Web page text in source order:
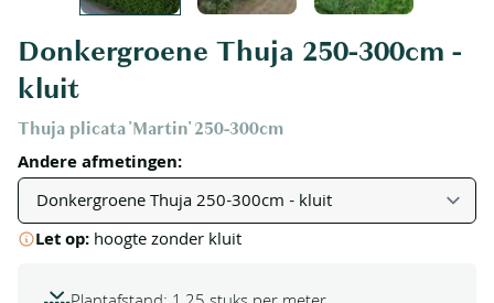
Donkergroene Thuja 250-300cm -
kluit
Thuja plicata 'Martin' 250-300cm
Andere afmetingen:
Let op:hoogte zonder kluit